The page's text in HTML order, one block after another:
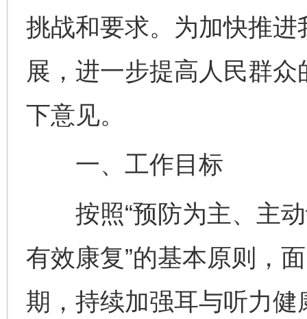
挑战和要求。为加快推
展，进一步提高人民群
下意见。
一、工作目标
按照“预防为主、主动
有效康复”的基本原则，
期，持续加强耳与听力